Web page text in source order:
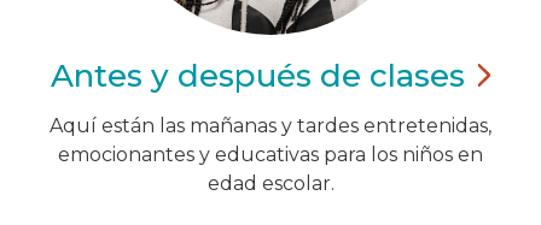
Antes y después de clases
Aquí están las mañanas y tardes entretenidas,
emocionantes y educativas para los niños en
edad escolar.